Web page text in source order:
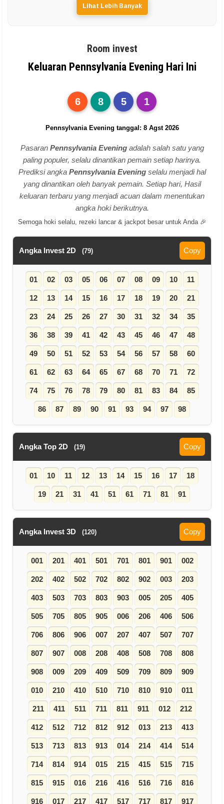
Lihat Lebih Banyak
Room invest
Keluaran Pennsylvania Evening Hari Ini
6 8 5 1
Pennsylvania Evening tanggal: 8 Agst 2026
Pasaran Pennsylvania Eveningadalah salah satu yang
paling populer, selalu dinantikan pemain setiap harinya.
Prediksi angka Pennsylvania Eveningselalu menjadi hal
yang dinantikan oleh banyak pemain. Setiap hari, Hasil
keluaran terbaru yang menjadi acuan dalam menentukan
angka hoki berikutnya.
Semoga hoki selalu, rezeki lancar & jackpot besar untuk Anda 🎉
Angka Invest 2D (79) Copy
01 02 03 05 06 07 08 09 10 11
12 13 14 15 16 17 18 19 20 21
23 24 25 26 27 30 31 32 34 35
36 38 39 41 42 43 45 46 47 48
49 50 51 52 53 54 56 57 58 60
61 62 63 64 65 67 68 70 71 72
74 75 76 78 79 80 81 83 84 85
86 87 89 90 91 93 94 97 98
Angka Top 2D (19) Copy
01 10 11 12 13 14 15 16 17 18
19 21 31 41 51 61 71 81 91
Angka Invest 3D (120) Copy
001 201 401 501 701 801 901 002
202 402 502 702 802 902 003 203
403 503 703 803 903 005 205 405
505 705 805 905 006 206 406 506
706 806 906 007 207 407 507 707
807 907 008 208 408 508 708 808
908 009 209 409 509 709 809 909
010 210 410 510 710 810 910 011
211 411 511 711 811 911 012 212
412 512 712 812 912 013 213 413
513 713 813 913 014 214 414 514
714 814 914 015 215 415 515 715
815 915 016 216 416 516 716 816
916 017 217 417 517 717 817 917